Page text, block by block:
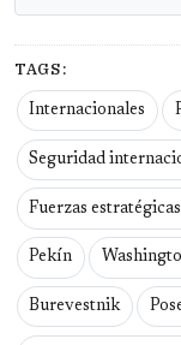
TAGS:
Internacionales
Seguridad
Fuerzas
Pekín
Burevestnik